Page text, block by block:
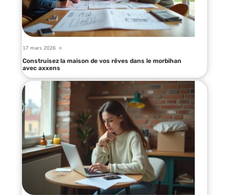
17 mars 2026
Construisez la maison de vos rêves dans le morbihan
avec axxens